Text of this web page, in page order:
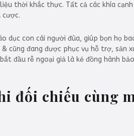
thời khắc thực. Tất cả các khía
cược.
dục con cái người đùa, giúp bọn họ
cũng đang được phục vụ hỗ trợ,
đầu rễ ngoại giả là kẻ đồng hành
đối chiếu cùng